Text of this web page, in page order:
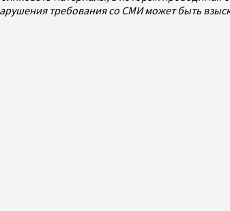
требования со СМИ может быть